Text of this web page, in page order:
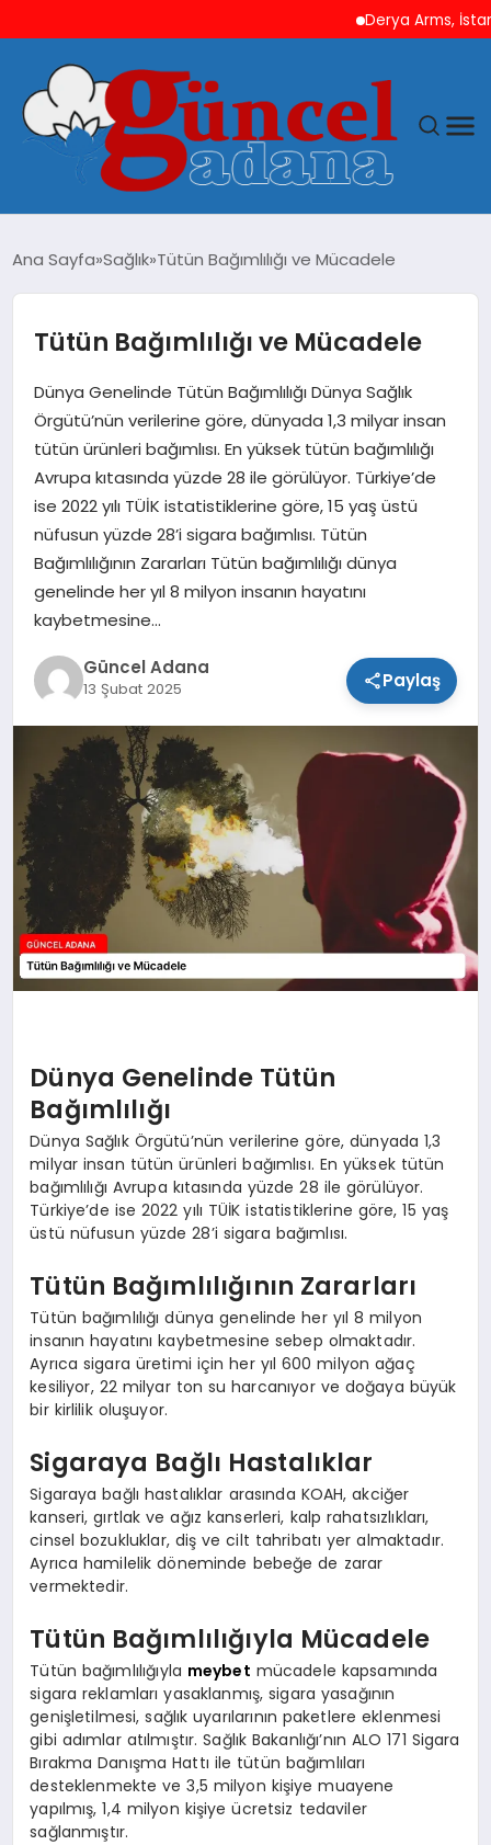
Derya Arms,
GÜNCEL
YAŞAM
MAGAZIN
SAĞLIK
SPOR
TEKNOLOJI
Ana Sayfa Sağlık Tütün Bağımlılığı ve Mücadele
Tütün Bağımlılığı ve Mücadele
Dünya Genelinde Tütün Bağımlılığı Dünya Sağlık
Örgütü’nün verilerine göre, dünyada 1,3 milyar insan
tütün ürünleri bağımlısı. En yüksek tütün bağımlılığı
Avrupa kıtasında yüzde 28 ile görülüyor. Türkiye’de
ise 2022 yılı TÜİK istatistiklerine göre, 15 yaş üstü
nüfusun yüzde 28’i sigara bağımlısı. Tütün
Bağımlılığının Zararları Tütün bağımlılığı dünya
genelinde her yıl 8 milyon insanın hayatını
kaybetmesine…
Güncel Adana
13 Şubat 2025 Paylaş
Dünya Genelinde Tütün
Bağımlılığı
Dünya Sağlık Örgütü’nün verilerine göre, dünyada 1,3
milyar insan tütün ürünleri bağımlısı. En yüksek tütün
bağımlılığı Avrupa kıtasında yüzde 28 ile görülüyor.
Türkiye’de ise 2022 yılı TÜİK istatistiklerine göre, 15 yaş
üstü nüfusun yüzde 28’i sigara bağımlısı.
Tütün Bağımlılığının Zararları
Tütün bağımlılığı dünya genelinde her yıl 8 milyon
insanın hayatını kaybetmesine sebep olmaktadır.
Ayrıca sigara üretimi için her yıl 600 milyon ağaç
kesiliyor, 22 milyar ton su harcanıyor ve doğaya büyük
bir kirlilik oluşuyor.
Sigaraya Bağlı Hastalıklar
Sigaraya bağlı hastalıklar arasında KOAH, akciğer
kanseri, gırtlak ve ağız kanserleri, kalp rahatsızlıkları,
cinsel bozukluklar, diş ve cilt tahribatı yer almaktadır.
Ayrıca hamilelik döneminde bebeğe de zarar
vermektedir.
Tütün Bağımlılığıyla Mücadele
Tütün bağımlılığıyla meybet mücadele kapsamında
sigara reklamları yasaklanmış, sigara yasağının
genişletilmesi, sağlık uyarılarının paketlere eklenmesi
gibi adımlar atılmıştır. Sağlık Bakanlığı’nın ALO 171 Sigara
Bırakma Danışma Hattı ile tütün bağımlıları
desteklenmekte ve 3,5 milyon kişiye muayene
yapılmış, 1,4 milyon kişiye ücretsiz tedaviler
sağlanmıştır.